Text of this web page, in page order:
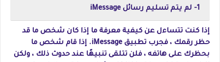
1- لم يتم تسليم رسائل iMessage
إذا كنت تتساءل عن كيفية معرفة ما إذا كان شخص ما قد
حظر رقمك ، فجرب تطبيق iMessage. إذا قام شخص ما
بحظرك على هاتفه ، فلن تتلقى تنبيهًا عند حدوث ذلك ، ولكن